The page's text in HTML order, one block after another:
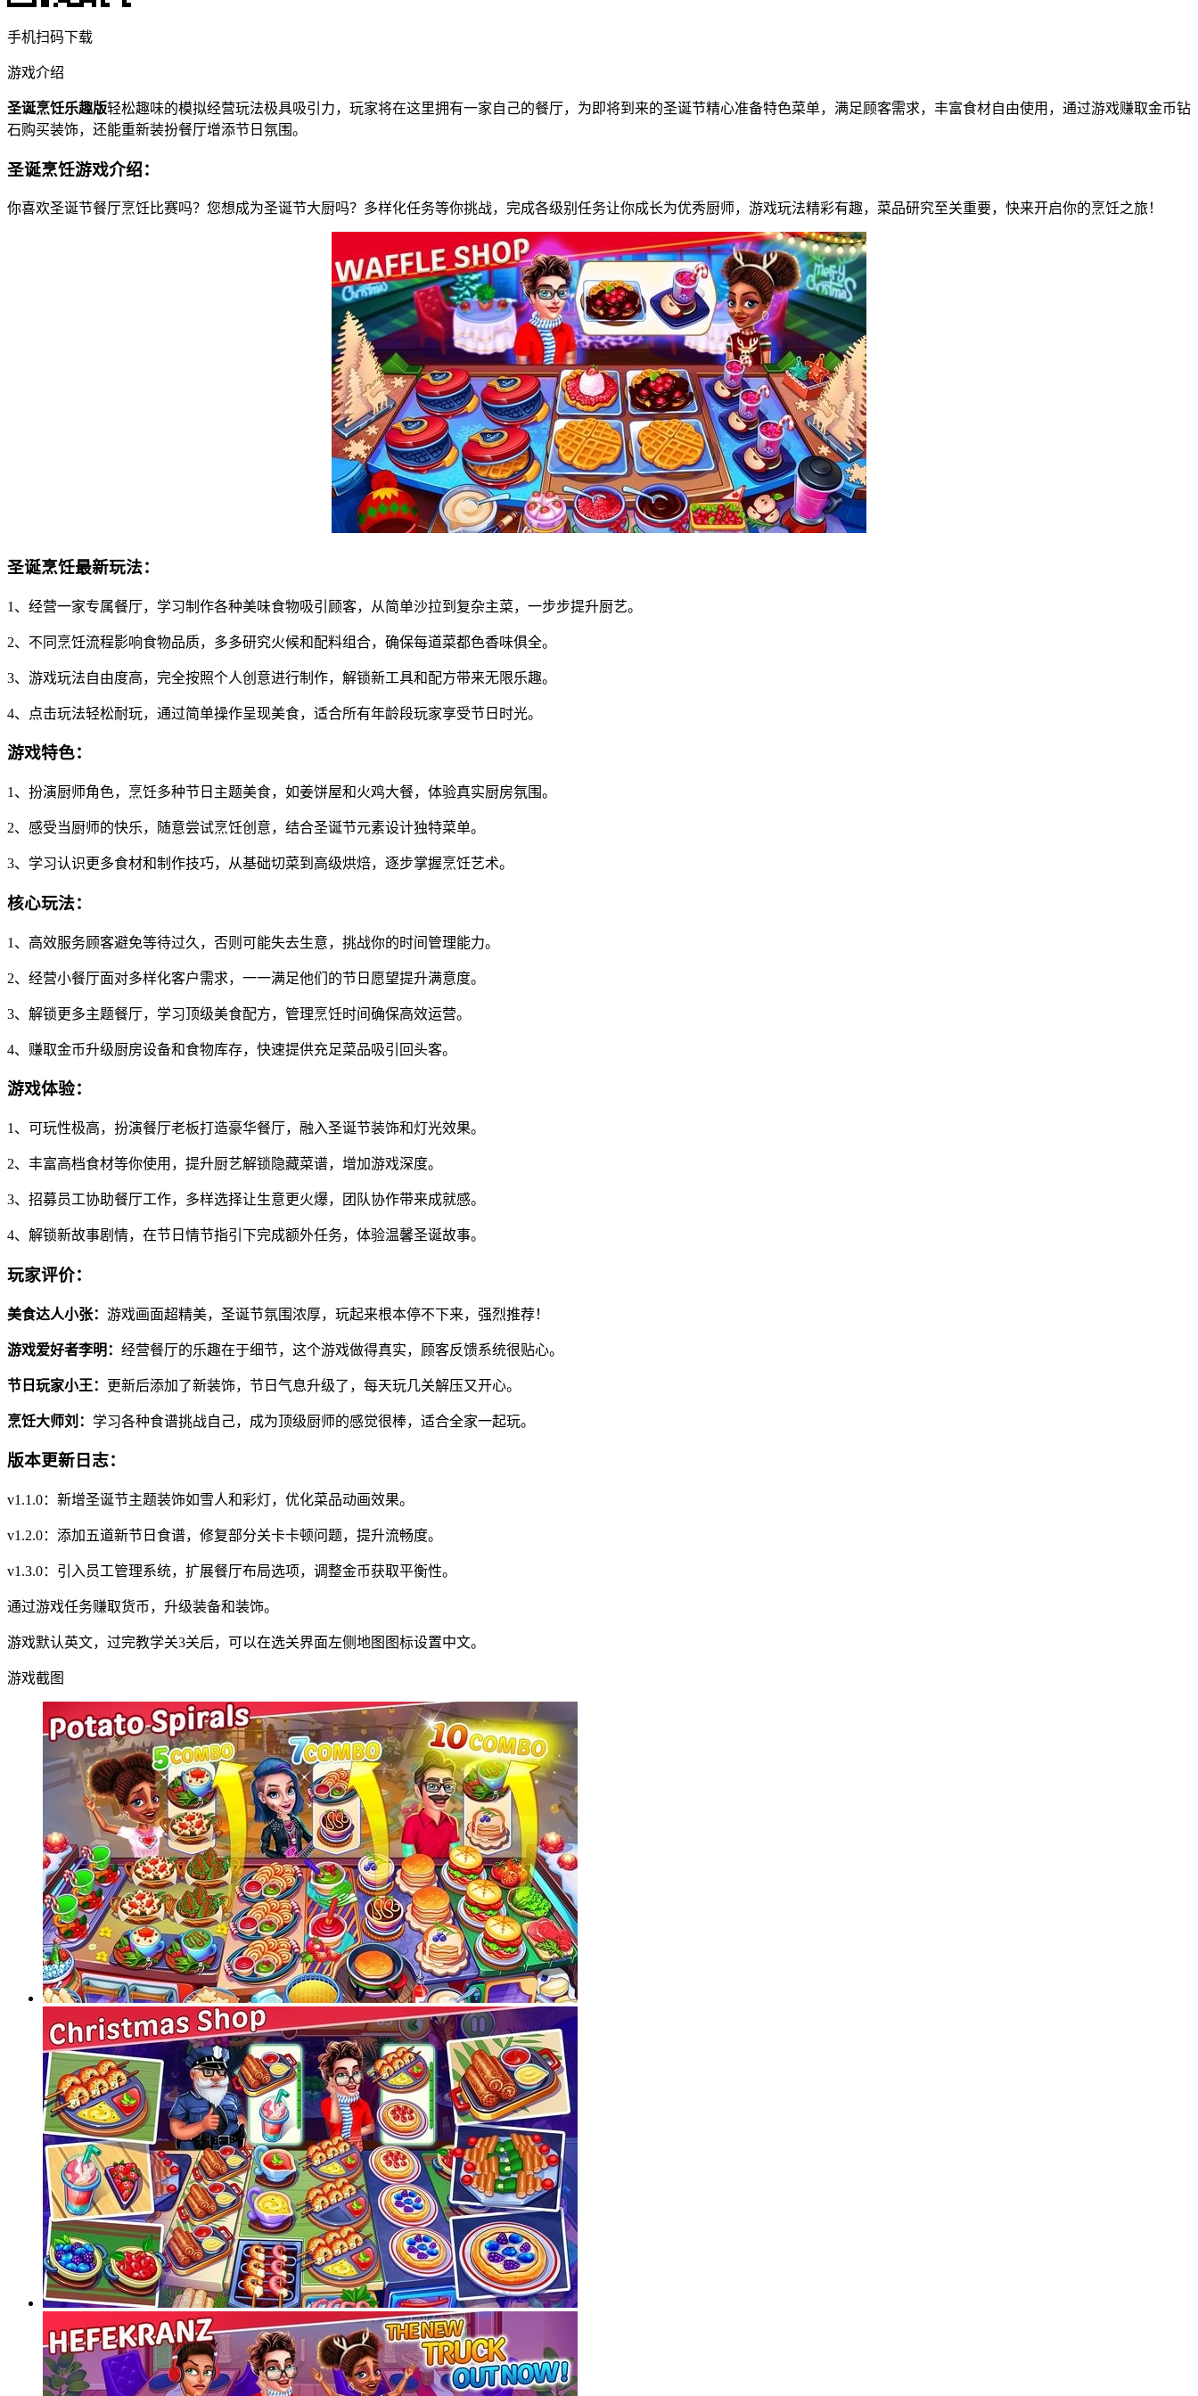
手机扫码下载
游戏介绍
圣诞烹饪乐趣版轻松趣味的模拟经营玩法极具吸引力，玩家将在这里拥有一家自己的餐厅，为即将到来的圣诞节精心准备特色菜单，满足顾客需求，丰富食材自由使用，通过游戏赚取金币钻
石购买装饰，还能重新装扮餐厅增添节日氛围。
圣诞烹饪游戏介绍：
你喜欢圣诞节餐厅烹饪比赛吗？您想成为圣诞节大厨吗？多样化任务等你挑战，完成各级别任务让你成长为优秀厨师，游戏玩法精彩有趣，菜品研究至关重要，快来开启你的烹饪之旅！
圣诞烹饪最新玩法：
1、经营一家专属餐厅，学习制作各种美味食物吸引顾客，从简单沙拉到复杂主菜，一步步提升厨艺。
2、不同烹饪流程影响食物品质，多多研究火候和配料组合，确保每道菜都色香味俱全。
3、游戏玩法自由度高，完全按照个人创意进行制作，解锁新工具和配方带来无限乐趣。
4、点击玩法轻松耐玩，通过简单操作呈现美食，适合所有年龄段玩家享受节日时光。
游戏特色：
1、扮演厨师角色，烹饪多种节日主题美食，如姜饼屋和火鸡大餐，体验真实厨房氛围。
2、感受当厨师的快乐，随意尝试烹饪创意，结合圣诞节元素设计独特菜单。
3、学习认识更多食材和制作技巧，从基础切菜到高级烘焙，逐步掌握烹饪艺术。
核心玩法：
1、高效服务顾客避免等待过久，否则可能失去生意，挑战你的时间管理能力。
2、经营小餐厅面对多样化客户需求，一一满足他们的节日愿望提升满意度。
3、解锁更多主题餐厅，学习顶级美食配方，管理烹饪时间确保高效运营。
4、赚取金币升级厨房设备和食物库存，快速提供充足菜品吸引回头客。
游戏体验：
1、可玩性极高，扮演餐厅老板打造豪华餐厅，融入圣诞节装饰和灯光效果。
2、丰富高档食材等你使用，提升厨艺解锁隐藏菜谱，增加游戏深度。
3、招募员工协助餐厅工作，多样选择让生意更火爆，团队协作带来成就感。
4、解锁新故事剧情，在节日情节指引下完成额外任务，体验温馨圣诞故事。
玩家评价：
美食达人小张： 游戏画面超精美，圣诞节氛围浓厚，玩起来根本停不下来，强烈推荐！
游戏爱好者李明： 经营餐厅的乐趣在于细节，这个游戏做得真实，顾客反馈系统很贴心。
节日玩家小王： 更新后添加了新装饰，节日气息升级了，每天玩几关解压又开心。
烹饪大师刘： 学习各种食谱挑战自己，成为顶级厨师的感觉很棒，适合全家一起玩。
版本更新日志：
v1.1.0：新增圣诞节主题装饰如雪人和彩灯，优化菜品动画效果。
v1.2.0：添加五道新节日食谱，修复部分关卡卡顿问题，提升流畅度。
v1.3.0：引入员工管理系统，扩展餐厅布局选项，调整金币获取平衡性。
通过游戏任务赚取货币，升级装备和装饰。
游戏默认英文，过完教学关3关后，可以在选关界面左侧地图图标设置中文。
游戏截图